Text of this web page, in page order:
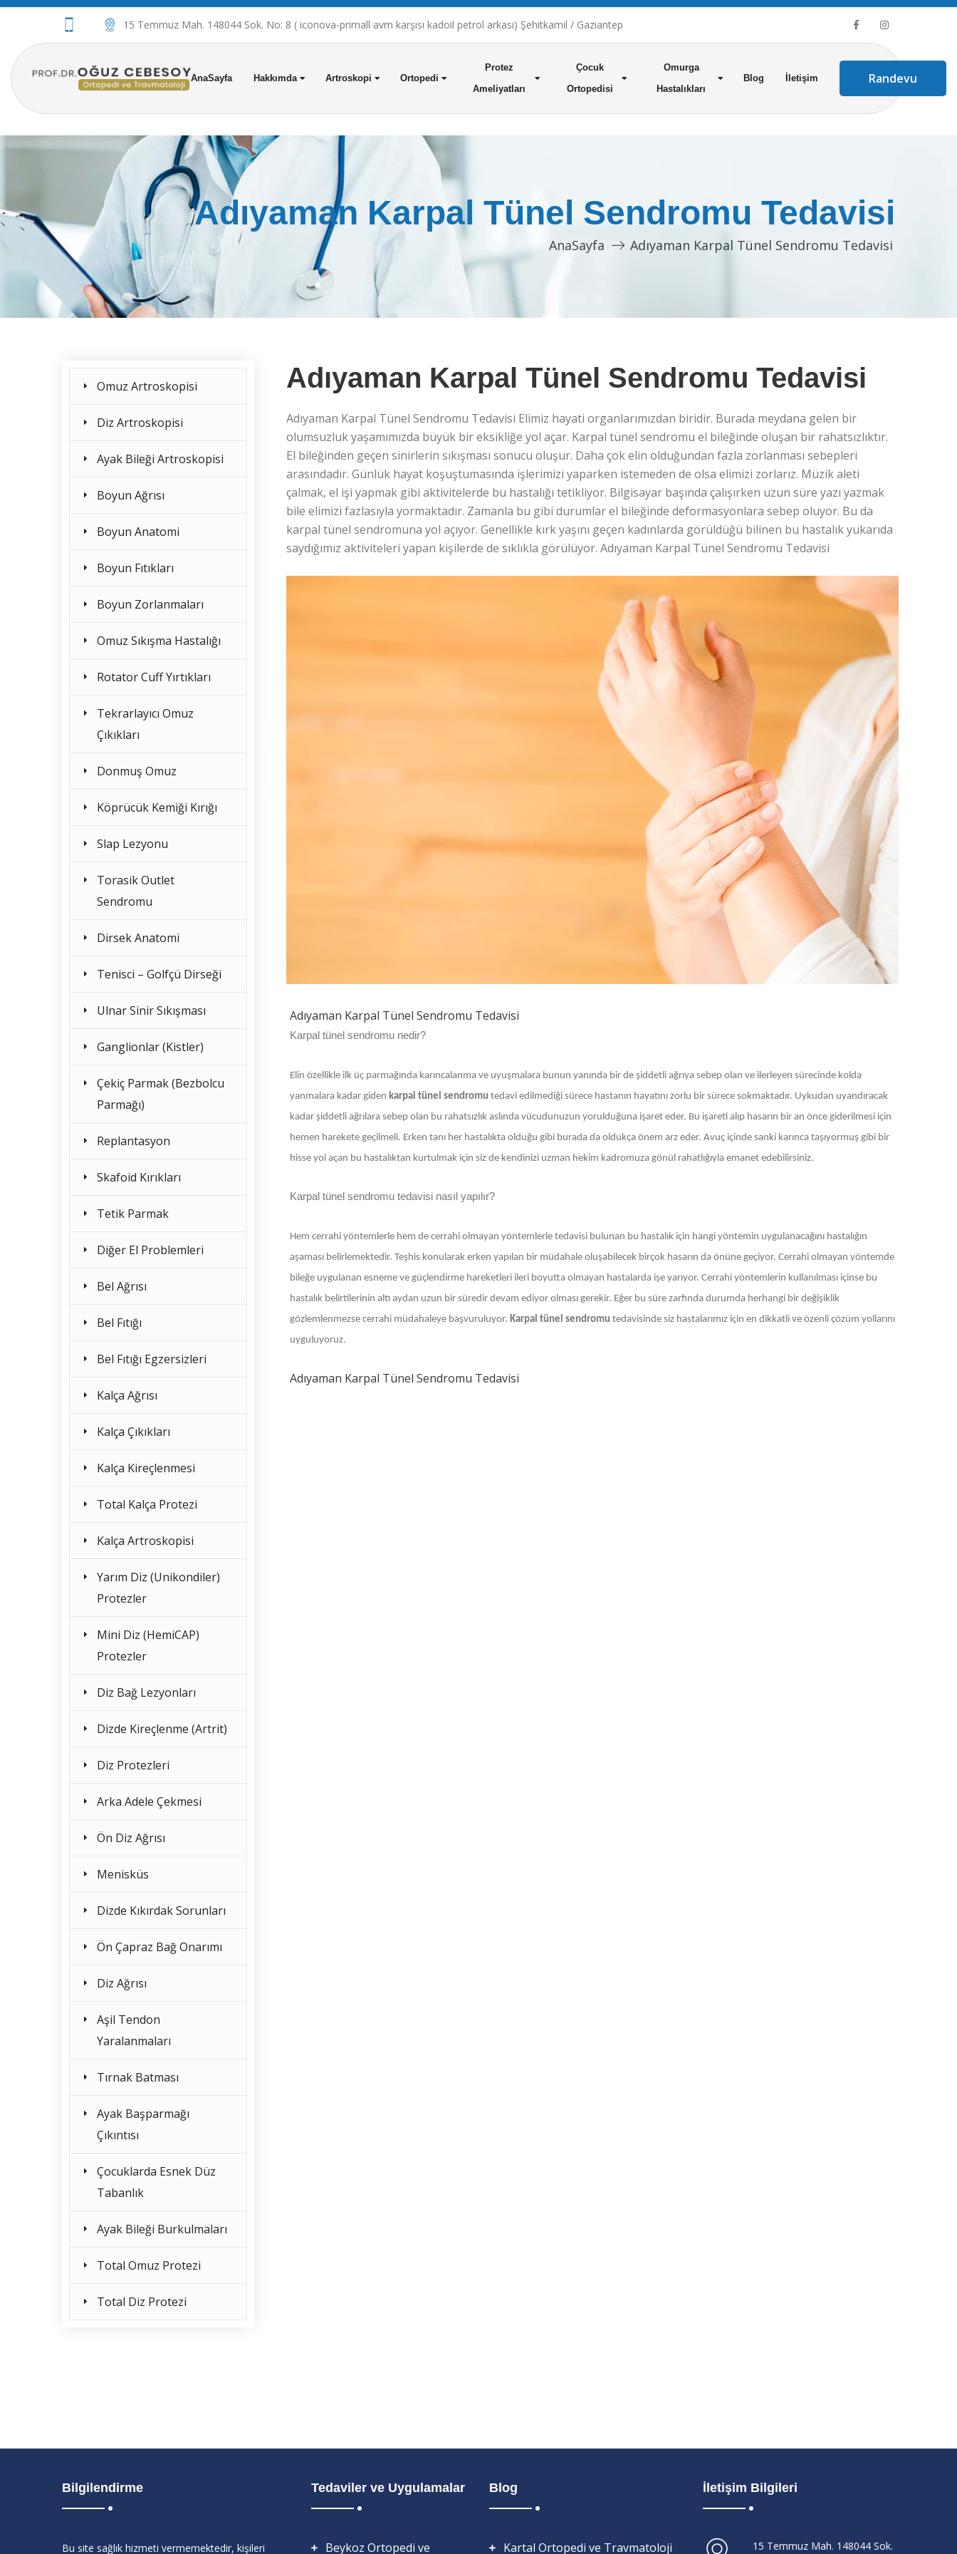
15 Temmuz Mah. 148044 Sok. No: 8 ( iconova-primall avm karşısı kadoil petrol arkası) Şehitkamil / Gaziantep
AnaSayfa Hakkımda Artroskopi Ortopedi
Protez
Ameliyatları
Çocuk
Ortopedisi
Omurga
Hastalıkları
Blog İletişim Randevu
Adıyaman Karpal Tünel Sendromu Tedavisi
AnaSayfa Adıyaman Karpal Tünel Sendromu Tedavisi
Adıyaman Karpal Tünel Sendromu Tedavisi
Adıyaman Karpal Tünel Sendromu Tedavisi Elimiz hayati organlarımızdan biridir. Burada meydana gelen bir
olumsuzluk yaşamımızda büyük bir eksikliğe yol açar. Karpal tünel sendromu el bileğinde oluşan bir rahatsızlıktır.
El bileğinden geçen sinirlerin sıkışması sonucu oluşur. Daha çok elin olduğundan fazla zorlanması sebepleri
arasındadır. Günlük hayat koşuştumasında işlerimizi yaparken istemeden de olsa elimizi zorlarız. Müzik aleti
çalmak, el işi yapmak gibi aktivitelerde bu hastalığı tetikliyor. Bilgisayar başında çalışırken uzun süre yazı yazmak
bile elimizi fazlasıyla yormaktadır. Zamanla bu gibi durumlar el bileğinde deformasyonlara sebep oluyor. Bu da
karpal tünel sendromuna yol açıyor. Genellikle kırk yaşını geçen kadınlarda görüldüğü bilinen bu hastalık yukarıda
saydığımız aktiviteleri yapan kişilerde de sıklıkla görülüyor. Adıyaman Karpal Tünel Sendromu Tedavisi
Adıyaman Karpal Tünel Sendromu Tedavisi
Karpal tünel sendromu nedir?
Elin özellikle ilk üç parmağında karıncalanma ve uyuşmalara bunun yanında bir de şiddetli ağrıya sebep olan ve ilerleyen sürecinde kolda
yanmalara kadar giden karpal tünel sendromu tedavi edilmediği sürece hastanın hayatını zorlu bir sürece sokmaktadır. Uykudan uyandıracak
kadar şiddetli ağrılara sebep olan bu rahatsızlık aslında vücudunuzun yorulduğuna işaret eder. Bu işareti alıp hasarın bir an önce giderilmesi için
hemen harekete geçilmeli. Erken tanı her hastalıkta olduğu gibi burada da oldukça önem arz eder. Avuç içinde sanki karınca taşıyormuş gibi bir
hisse yol açan bu hastalıktan kurtulmak için siz de kendinizi uzman hekim kadromuza gönül rahatlığıyla emanet edebilirsiniz.
Karpal tünel sendromu tedavisi nasıl yapılır?
Hem cerrahi yöntemlerle hem de cerrahi olmayan yöntemlerle tedavisi bulunan bu hastalık için hangi yöntemin uygulanacağını hastalığın
aşaması belirlemektedir. Teşhis konularak erken yapılan bir müdahale oluşabilecek birçok hasarın da önüne geçiyor. Cerrahi olmayan yöntemde
bileğe uygulanan esneme ve güçlendirme hareketleri ileri boyutta olmayan hastalarda işe yarıyor. Cerrahi yöntemlerin kullanılması içinse bu
hastalık belirtilerinin altı aydan uzun bir süredir devam ediyor olması gerekir. Eğer bu süre zarfında durumda herhangi bir değişiklik
gözlemlenmezse cerrahi müdahaleye başvuruluyor. Karpal tünel sendromu tedavisinde siz hastalarımız için en dikkatli ve özenli çözüm yollarını
uyguluyoruz.
Adıyaman Karpal Tünel Sendromu Tedavisi
Omuz Artroskopisi
Diz Artroskopisi
Ayak Bileği Artroskopisi
Boyun Ağrısı
Boyun Anatomi
Boyun Fıtıkları
Boyun Zorlanmaları
Omuz Sıkışma Hastalığı
Rotator Cuff Yırtıkları
Tekrarlayıcı Omuz
Çıkıkları
Donmuş Omuz
Köprücük Kemiği Kırığı
Slap Lezyonu
Torasik Outlet
Sendromu
Dirsek Anatomi
Tenisci – Golfçü Dirseği
Ulnar Sinir Sıkışması
Ganglionlar (Kistler)
Çekiç Parmak (Bezbolcu
Parmağı)
Replantasyon
Skafoid Kırıkları
Tetik Parmak
Diğer El Problemleri
Bel Ağrısı
Bel Fıtığı
Bel Fıtığı Egzersizleri
Kalça Ağrısı
Kalça Çıkıkları
Kalça Kireçlenmesi
Total Kalça Protezi
Kalça Artroskopisi
Yarım Diz (Unikondiler)
Protezler
Mini Diz (HemiCAP)
Protezler
Diz Bağ Lezyonları
Dizde Kireçlenme (Artrit)
Diz Protezleri
Arka Adele Çekmesi
Ön Diz Ağrısı
Menisküs
Dizde Kıkırdak Sorunları
Ön Çapraz Bağ Onarımı
Diz Ağrısı
Aşil Tendon
Yaralanmaları
Tırnak Batması
Ayak Başparmağı
Çıkıntısı
Çocuklarda Esnek Düz
Tabanlık
Ayak Bileği Burkulmaları
Total Omuz Protezi
Total Diz Protezi
Bilgilendirme
Bu site sağlık hizmeti vermemektedir, kişileri
Tedaviler ve Uygulamalar
Beykoz Ortopedi ve
Blog
Kartal Ortopedi ve Travmatoloji
İletişim Bilgileri
15 Temmuz Mah. 148044 Sok.